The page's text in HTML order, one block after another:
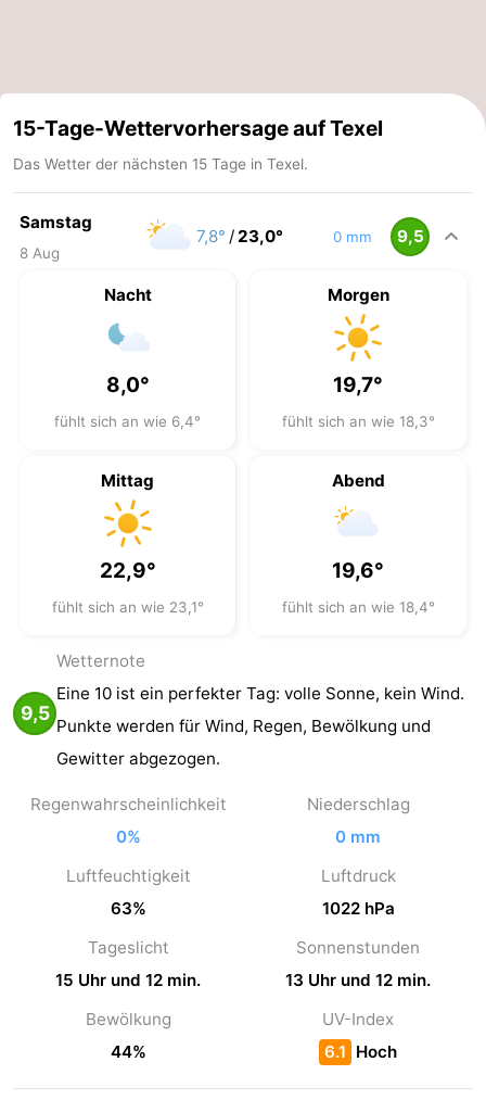
15-Tage-Wettervorhersage auf Texel
Das Wetter der nächsten 15 Tage in Texel.
Samstag
8 Aug
7,8° /23,0° 0 mm 9,5
Nacht
8,0°
fühlt sich an wie 6,4°
Morgen
19,7°
fühlt sich an wie 18,3°
Mittag
22,9°
fühlt sich an wie 23,1°
Abend
19,6°
fühlt sich an wie 18,4°
9,5
Wetter­note
Eine 10 ist ein perfekter Tag: volle Sonne, kein Wind.
Punkte werden für Wind, Regen, Bewölkung und
Gewitter abgezogen.
Regenwahrscheinlichkeit
0%
Niederschlag
0 mm
Luftfeuchtigkeit
63%
Luftdruck
1022 hPa
Tageslicht
15 Uhr und 12 min.
Sonnenstunden
13 Uhr und 12 min.
Bewölkung
44%
UV-Index
6.1 Hoch